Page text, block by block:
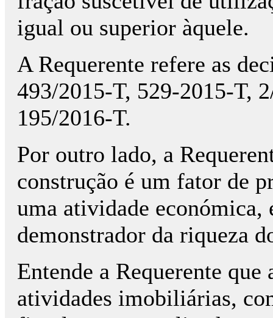
igual ou superior àquele.
A Requerente refere as
493/2015-T, 529-2015-T,
195/2016-T.
Por outro lado, a
construção é um fator de
uma atividade económica,
demonstrador da riqueza
Entende a Requerente que
atividades imobiliárias,